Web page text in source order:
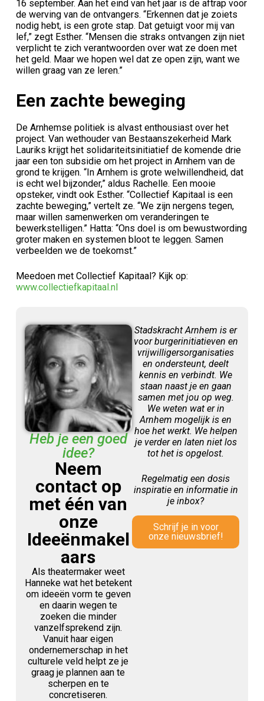
16 september. Aan het eind van het jaar is de aftrap voor
de werving van de ontvangers. “Erkennen dat je zoiets
nodig hebt, is een grote stap. Dat getuigt voor mij van
lef,” zegt Esther. “Mensen die straks ontvangen zijn niet
verplicht te zich verantwoorden over wat ze doen met
het geld. Maar we hopen wel dat ze open zijn, want we
willen graag van ze leren.”
Een zachte beweging
De Arnhemse politiek is alvast enthousiast over het
project. Van wethouder van Bestaanszekerheid Mark
Lauriks krijgt het solidariteitsinitiatief de komende drie
jaar een ton subsidie om het project in Arnhem van de
grond te krijgen. “In Arnhem is grote welwillendheid, dat
is echt wel bijzonder,” aldus Rachelle. Een mooie
opsteker, vindt ook Esther. “Collectief Kapitaal is een
zachte beweging,” vertelt ze. “We zijn nergens tegen,
maar willen samenwerken om veranderingen te
bewerkstelligen.” Hatta: “Ons doel is om bewustwording
groter maken en systemen bloot te leggen. Samen
verbeelden we de toekomst.”
Meedoen met Collectief Kapitaal? Kijk op:
www.collectiefkapitaal.nl
Heb je een goed
idee?
Neem
contact op
met één van
onze
Ideeënmakel
aars
Als theatermaker weet
Hanneke wat het betekent
om ideeën vorm te geven
en daarin wegen te
zoeken die minder
vanzelfsprekend zijn.
Vanuit haar eigen
ondernemerschap in het
culturele veld helpt ze je
graag je plannen aan te
scherpen en te
concretiseren.
Stadskracht Arnhem is er
voor burgerinitiatieven en
vrijwilligersorganisaties
en ondersteunt, deelt
kennis en verbindt. We
staan naast je en gaan
samen met jou op weg.
We weten wat er in
Arnhem mogelijk is en
hoe het werkt. We helpen
je verder en laten niet los
tot het is opgelost.
Regelmatig een dosis
inspiratie en informatie in
je inbox?
Schrijf je in voor
onze nieuwsbrief!